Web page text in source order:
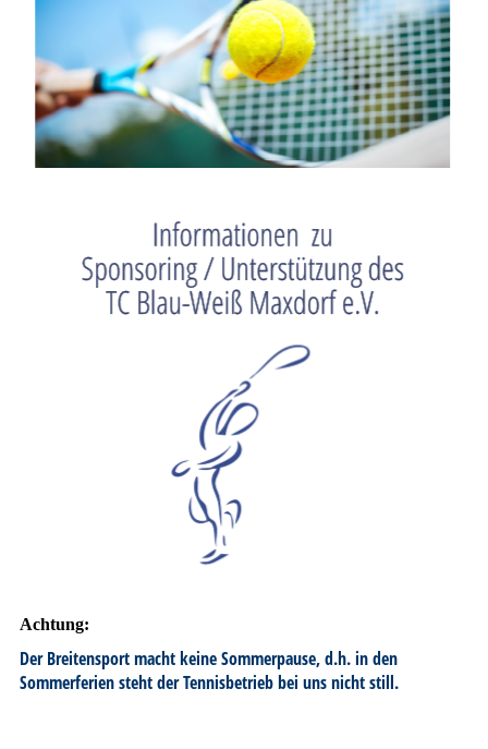
Achtung:
Der Breitensport macht keine Sommerpause, d.h. in den
Sommerferien steht der Tennisbetrieb bei uns nicht still.